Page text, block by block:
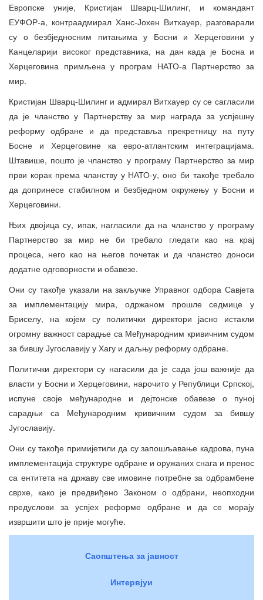
Европске уније, Кристијан Шварц-Шилинг, и командант
ЕУФОР-а, контраадмирал Ханс-Јохен Витхауер, разговарали
су о безбједносним питањима у Босни и Херцеговини у
Канцеларији високог представника, на дан када је Босна и
Херцеговина примљена у програм НАТО-а Партнерство за
мир.
Кристијан Шварц-Шилинг и адмирал Витхауер су се сагласили
да је чланство у Партнерству за мир награда за успјешну
реформу одбране и да представља прекретницу на путу
Босне и Херцеговине ка евро-атлантским интеграцијама.
Штавише, пошто је чланство у програму Партнерство за мир
први корак према чланству у НАТО-у, оно би такође требало
да допринесе стабилном и безбједном окружењу у Босни и
Херцеговини.
Њих двојица су, ипак, нагласили да на чланство у програму
Партнерство за мир не би требало гледати као на крај
процеса, него као на његов почетак и да чланство доноси
додатне одговорности и обавезе.
Они су такође указали на закључке Управног одбора Савјета
за имплементацију мира, одржаном прошле седмице у
Бриселу, на којем су политички директори јасно истакли
огромну важност сарадње са Међународним кривичним судом
за бившу Југославију у Хагу и даљњу реформу одбране.
Политички директори су нагасили да је сада још важније да
власти у Босни и Херцеговини, нарочито у Републици Српској,
испуне своје међународне и дејтонске обавезе о пуној
сарадњи са Међународним кривичним судом за бившу
Југославију.
Они су такође примијетили да су запошљавање кадрова, пуна
имплементација структуре одбране и оружаних снага и пренос
са ентитета на државу све имовине потребне за одбрамбене
сврхе, како је предвиђено Законом о одбрани, неопходни
предуслови за успјех реформе одбране и да се морају
извршити што је прије могуће.
Саопштења за јавност
Интервјуи